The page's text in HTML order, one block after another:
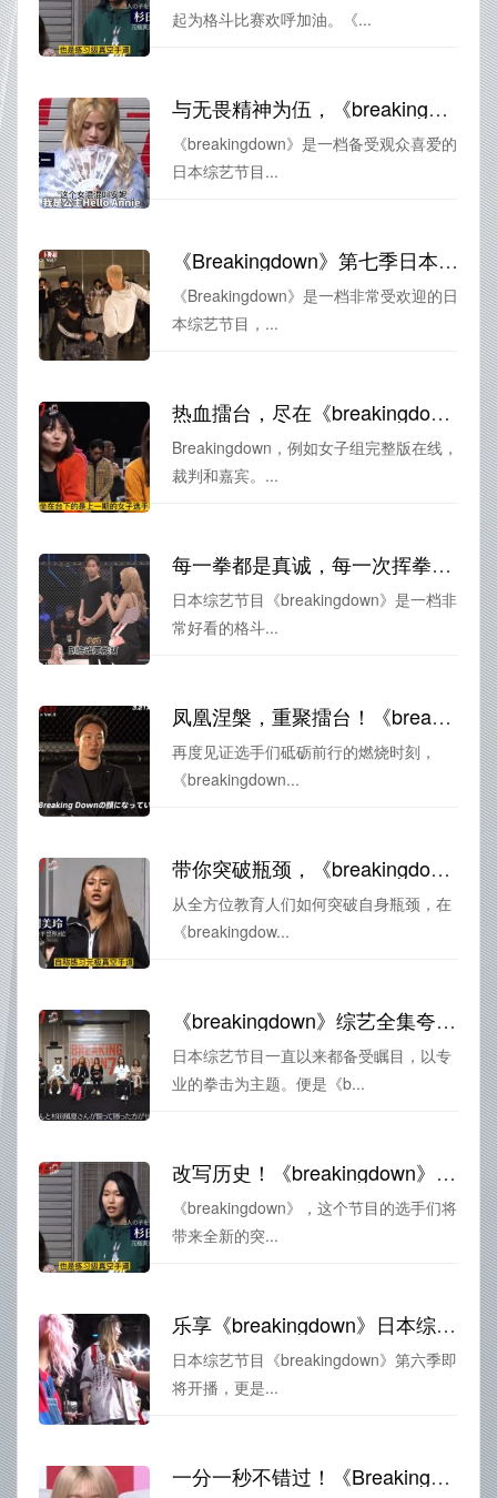
起为格斗比赛欢呼加油。《...
与无畏精神为伍，《breakingdown》综艺百度云为你展示格斗高手的风采
《breakingdown》是一档备受观众喜爱的
日本综艺节目...
《Breakingdown》第七季日本综艺大揭秘，全面解析格斗选手们的背后故事
《Breakingdown》是一档非常受欢迎的日
本综艺节目，...
热血擂台，尽在《breakingdown》女子组完整版在线
Breakingdown，例如女子组完整版在线，
裁判和嘉宾。...
每一拳都是真诚，每一次挥拳都是问候！ 还不赶紧看《breakingdown》综艺节目在哪里看？
日本综艺节目《breakingdown》是一档非
常好看的格斗...
凤凰涅槃，重聚擂台！《breakingdown》综艺迅雷下载，见证选手们砥砺前行的燃烧时刻
再度见证选手们砥砺前行的燃烧时刻，
《breakingdown...
带你突破瓶颈，《breakingdown》综艺百度云让你见证成功的喜悦
从全方位教育人们如何突破自身瓶颈，在
《breakingdow...
《breakingdown》综艺全集夸克：人气拳击节目在日本引爆热潮
日本综艺节目一直以来都备受瞩目，以专
业的拳击为主题。便是《b...
改写历史！《breakingdown》综艺节目选手们将带来怎样的精彩表现？
《breakingdown》，这个节目的选手们将
带来全新的突...
乐享《breakingdown》日本综艺第六季，看选手鏖战擂台
日本综艺节目《breakingdown》第六季即
将开播，更是...
一分一秒不错过！《Breakingdown》7日本综艺中文精彩对抗即刻呈现